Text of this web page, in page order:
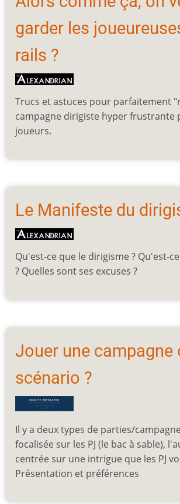
garder les
rails ?
Trucs et astuces pour parfaitement
campagne dirigiste hyper frustrante
joueurs.
Le Manifeste du
Qu'est-ce que le dirigisme ? Qu'est-
? Quelles sont ses excuses ?
Jouer une campagne
scénario ?
Il y a deux types de parties/
focalisée sur les PJ (le bac à sable),
centrée sur une intrigue que les PJ
Présentation et préférences